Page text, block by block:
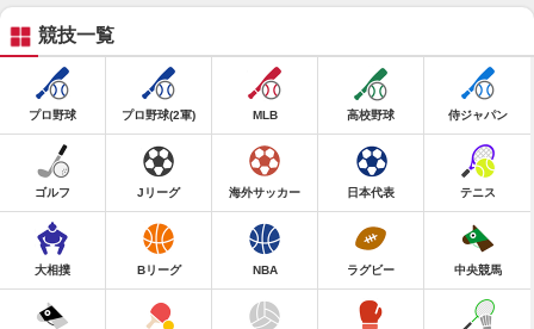
競技一覧
プロ野球 プロ野球(2軍) MLB 高校野球 侍ジャパン
ゴルフ Jリーグ 海外サッカー 日本代表 テニス
大相撲 Bリーグ NBA ラグビー 中央競馬